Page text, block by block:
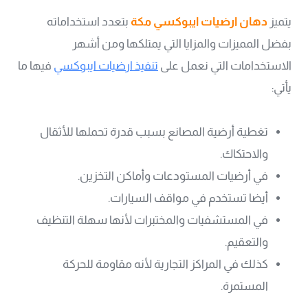
يتميز دهان ارضيات ايبوكسي مكة بتعدد استخداماته
بفضل المميزات والمزايا التي يمتلكها ومن أشهر
الاستخدامات التي نعمل على تنفيذ ارضيات ايبوكسي فيها ما
يأتي:
تغطية أرضية المصانع بسبب قدرة تحملها للأثقال
والاحتكاك.
في أرضيات المستودعات وأماكن التخزين.
أيضا تستخدم في مواقف السيارات.
في المستشفيات والمختبرات لأنها سهلة التنظيف
والتعقيم.
كذلك في المراكز التجارية لأنه مقاومة للحركة
المستمرة.